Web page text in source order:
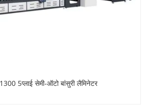
5प्लाई सेमी-ऑटो बांसुरी लैमिनेटर